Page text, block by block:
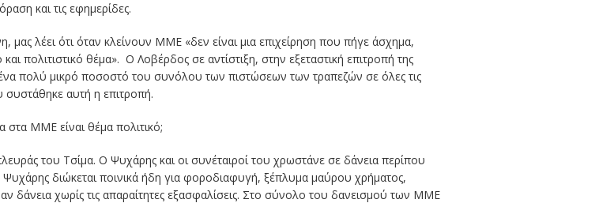
και τις εφημερίδες.
μας λέει ότι όταν κλείνουν ΜΜΕ «δεν είναι μια επιχείρηση που πήγε άσχημα,
πολιτιστικό θέμα». Ο Λοβέρδος σε αντίστιξη, στην εξεταστική επιτροπή της
πολύ μικρό ποσοστό του συνόλου των πιστώσεων των τραπεζών σε όλες τις
συστάθηκε αυτή η επιτροπή.
στα ΜΜΕ είναι θέμα πολιτικό;
του Τσίμα. Ο Ψυχάρης και οι συνέταιροί του χρωστάνε σε δάνεια περίπου
διώκεται ποινικά ήδη για φοροδιαφυγή, ξέπλυμα μαύρου χρήματος,
δάνεια χωρίς τις απαραίτητες εξασφαλίσεις. Στο σύνολο του δανεισμού των ΜΜΕ